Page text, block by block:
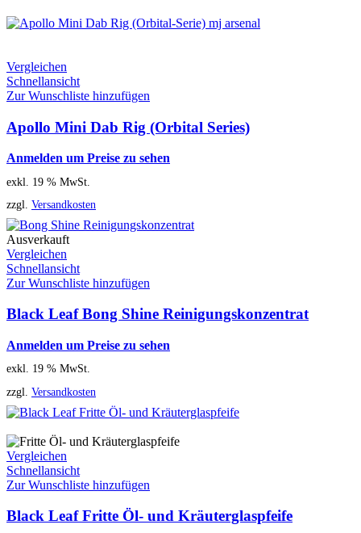
Vergleichen
Schnellansicht
Zur Wunschliste hinzufügen
Apollo Mini Dab Rig (Orbital Series)
Anmelden um Preise zu sehen
exkl. 19 % MwSt.
zzgl. Versandkosten
Ausverkauft
Vergleichen
Schnellansicht
Zur Wunschliste hinzufügen
Black Leaf Bong Shine Reinigungskonzentrat
Anmelden um Preise zu sehen
exkl. 19 % MwSt.
zzgl. Versandkosten
Vergleichen
Schnellansicht
Zur Wunschliste hinzufügen
Black Leaf Fritte Öl- und Kräuterglaspfeife